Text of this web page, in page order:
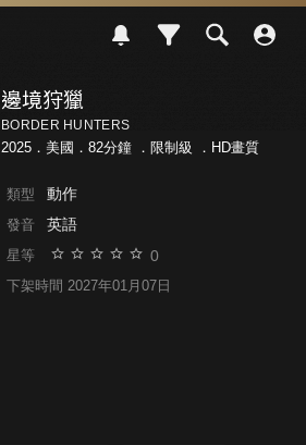
邊境狩獵
BORDER HUNTERS
2025．美國．82分鐘 ． 限制級 ．HD畫質
類型 動作
發音 英語
星等 0
下架時間 2027年01月07日